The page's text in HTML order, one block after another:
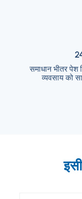
समाधान भीतर पेश
व्यवसाय को
समाधान भीतर पेश
व्यवसाय को